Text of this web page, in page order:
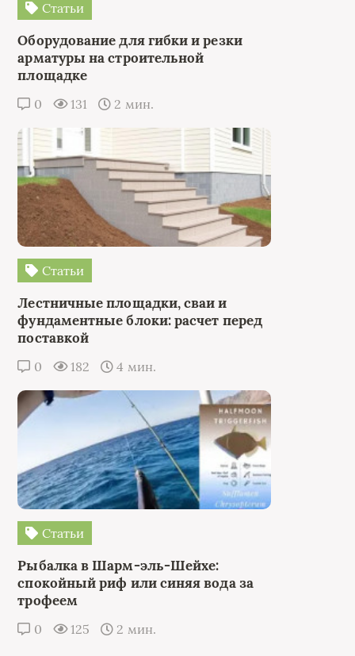
Статьи
Оборудование для гибки и резки
арматуры на строительной
площадке
0 131 2 мин.
Статьи
Лестничные площадки, сваи и
фундаментные блоки: расчет перед
поставкой
0 182 4 мин.
Статьи
Рыбалка в Шарм-эль-Шейхе:
спокойный риф или синяя вода за
трофеем
0 125 2 мин.